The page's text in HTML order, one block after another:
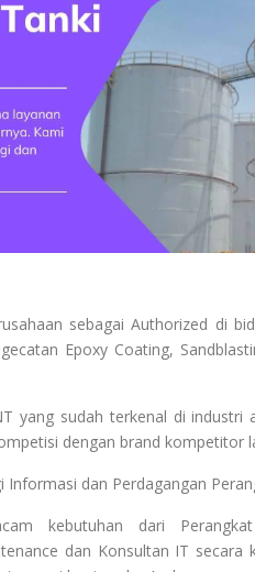
sebagai Authorized di
Epoxy Coating,
yang sudah terkenal di
dengan brand kompetitor
Informasi dan Perdagangan
kebutuhan dari
dan Konsultan IT